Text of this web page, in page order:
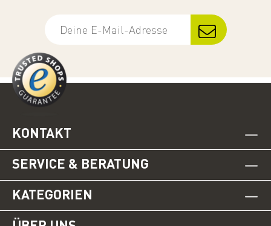
KONTAKT
SERVICE & BERATUNG
KATEGORIEN